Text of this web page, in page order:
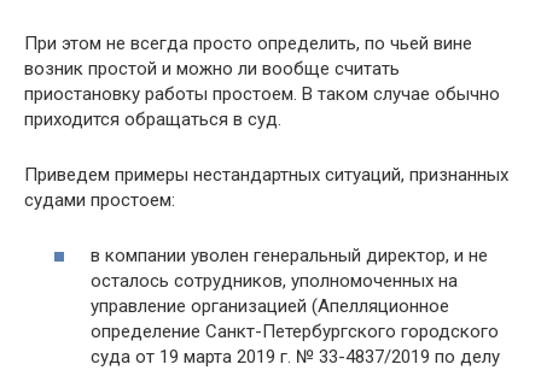
При этом не всегда просто определить, по чьей вине
возник простой и можно ли вообще считать
приостановку работы простоем. В таком случае обычно
приходится обращаться в суд.
Приведем примеры нестандартных ситуаций, признанных
судами простоем:
в компании уволен генеральный директор, и не
осталось сотрудников, уполномоченных на
управление организацией (Апелляционное
определение Санкт-Петербургского городского
суда от 19 марта 2019 г. № 33-4837/2019 по делу